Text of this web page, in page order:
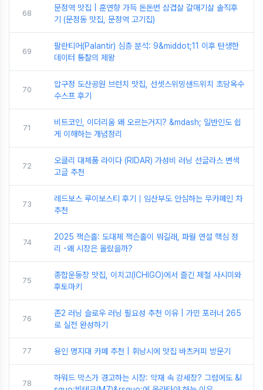
68
문정역 맛집 | 훈연향 가득 돈돈번 삼겹살 갈매기살 솔직후
기 (문정동 맛집, 문정역 고기집)
69
팔란티어(Palantir) 심층 분석: 9&middot;11 이후 탄생한
데이터 통찰의 제왕
70
압구정 도산공원 브런치 맛집, 선셋스위밍샌드위치 초당옥수
수스프 후기
71
비트코인, 이더리움 왜 오르는거지? &mdash; 일반인도 쉽
게 이해하는 개념정리
72
오클리 대체품 라이다 (RIDAR) 가성비 러닝 선글라스 변색
고글 추천
73
레드보스 루이보스티 후기｜임산부도 안심하는 무카페인 차
추천
74
2025 잭슨홀: 도대체 잭슨홀이 뭐길래, 파월 연설 핵심 정
리 -왜 시장은 올랐을까?
75
종합운동장 맛집, 이치고(ICHIGO)에서 즐긴 제철 사시미와
후토마키
76
존2 러닝 슬로우 러닝 필요성 추천 이유 | 가민 포러너 265
로 실전 완성하기
77 용인 명지대 카페 추천 | 휘낭시에 맛집 바츠커피 방문기
78
하워드 막스가 경고하는 시장: 악재 속 강세장? 그럼에도 &l